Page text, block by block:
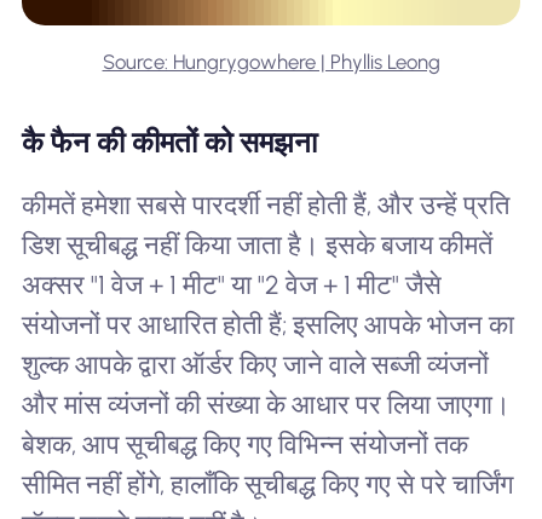
Source: Hungrygowhere | Phyllis Leong
कै फैन की कीमतों को समझना
कीमतें हमेशा सबसे पारदर्शी नहीं होती हैं, और उन्हें प्रति
डिश सूचीबद्ध नहीं किया जाता है। इसके बजाय कीमतें
अक्सर "1 वेज + 1 मीट" या "2 वेज + 1 मीट" जैसे
संयोजनों पर आधारित होती हैं; इसलिए आपके भोजन का
शुल्क आपके द्वारा ऑर्डर किए जाने वाले सब्जी व्यंजनों
और मांस व्यंजनों की संख्या के आधार पर लिया जाएगा।
बेशक, आप सूचीबद्ध किए गए विभिन्न संयोजनों तक
सीमित नहीं होंगे, हालाँकि सूचीबद्ध किए गए से परे चार्जिंग